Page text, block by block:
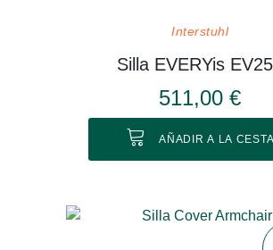
Interstuhl
Silla EVERYis
511,00 €
AÑADIR A LA CESTA